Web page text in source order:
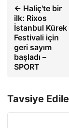
← Haliç'te bir
ilk: Rixos
İstanbul Kürek
Festivali için
geri sayım
başladı –
SPORT
Tavsiye